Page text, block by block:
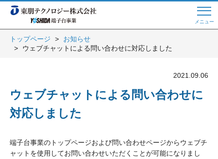
メニュー
Web商談 ご希望の方はこちら
電話・メールでお問い合わせ
トップページ
お知らせ
ウェブチャットによる問い合わせに対応しました
2021.09.06
ウェブチャットによる問い合わせに
対応しました
端子台事業のトップページおよび問い合わせページからウェブチ
ャットを使用してお問い合わせいただくことが可能になりまし